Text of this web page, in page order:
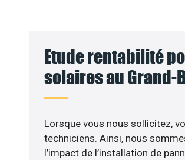
Etude rentabilité
solaires au Grand-
Lorsque vous nous sollicitez,
techniciens. Ainsi, nous
l’impact de l’installation de